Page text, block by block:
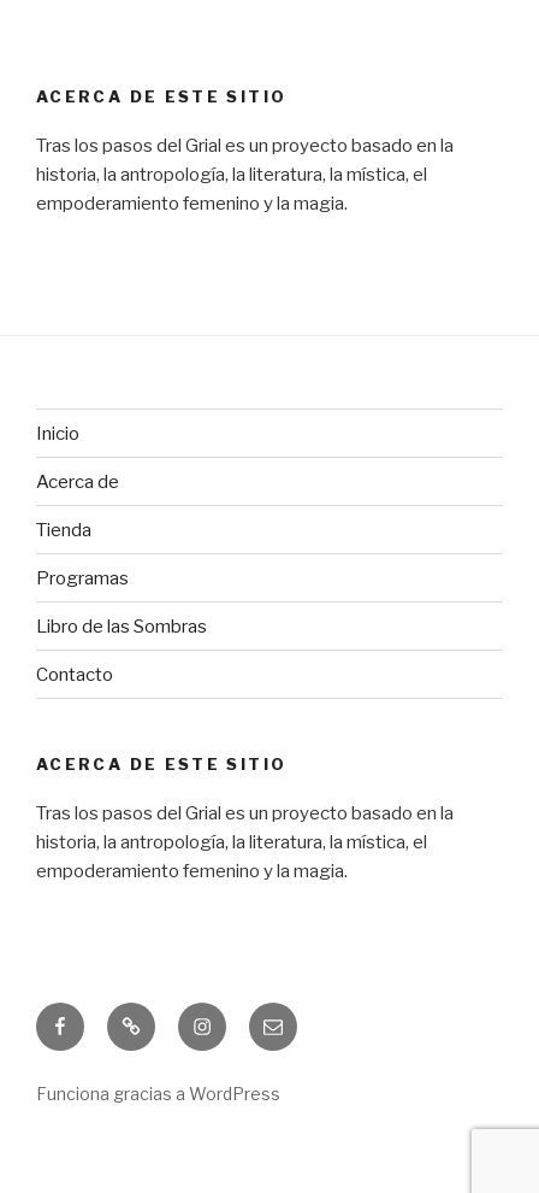
ACERCA DE ESTE SITIO
Tras los pasos del Grial es un proyecto basado en la
historia, la antropología, la literatura, la mística, el
empoderamiento femenino y la magia.
Inicio
Acerca de
Tienda
Programas
Libro de las Sombras
Contacto
ACERCA DE ESTE SITIO
Tras los pasos del Grial es un proyecto basado en la
historia, la antropología, la literatura, la mística, el
empoderamiento femenino y la magia.
FacebookFreebie InstagramCorreo
electrónico
Funciona gracias a WordPress